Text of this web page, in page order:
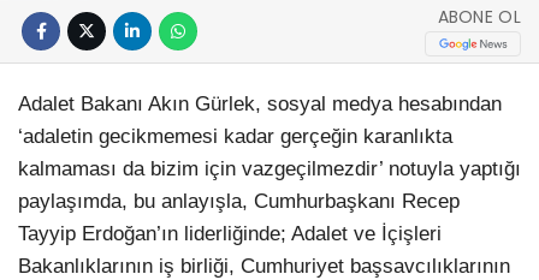
ABONE OL
Adalet Bakanı Akın Gürlek, sosyal medya hesabından
‘adaletin gecikmemesi kadar gerçeğin karanlıkta
kalmaması da bizim için vazgeçilmezdir’ notuyla yaptığı
paylaşımda, bu anlayışla, Cumhurbaşkanı Recep
Tayyip Erdoğan’ın liderliğinde; Adalet ve İçişleri
Bakanlıklarının iş birliği, Cumhuriyet başsavcılıklarının